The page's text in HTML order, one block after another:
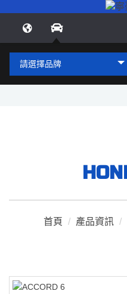
請選擇品牌
首頁 / 產品資訊 /